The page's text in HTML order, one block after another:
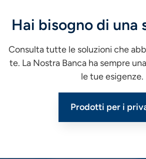
Hai bisogno di una
Consulta tutte le soluzioni che
te. La Nostra Banca ha sempre
le tue esigenze.
Prodotti per i